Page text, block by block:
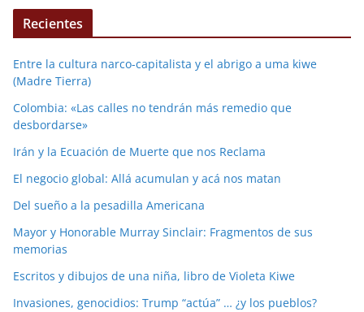
Recientes
Entre la cultura narco-capitalista y el abrigo a uma kiwe
(Madre Tierra)
Colombia: «Las calles no tendrán más remedio que
desbordarse»
Irán y la Ecuación de Muerte que nos Reclama
El negocio global: Allá acumulan y acá nos matan
Del sueño a la pesadilla Americana
Mayor y Honorable Murray Sinclair: Fragmentos de sus
memorias
Escritos y dibujos de una niña, libro de Violeta Kiwe
Invasiones, genocidios: Trump “actúa” … ¿y los pueblos?